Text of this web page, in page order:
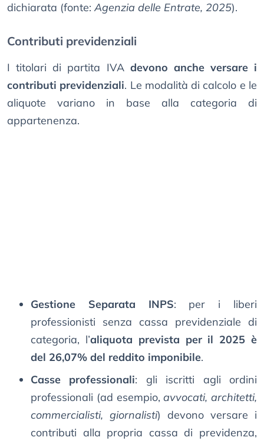
dichiarata (fonte:Agenzia delle Entrate, 2025).
Contributi previdenziali
I titolari di partita IVA devono anche versare i
contributi previdenziali. Le modalità di calcolo e le
aliquote variano in base alla categoria di
appartenenza.
Gestione Separata INPS: per i liberi
professionisti senza cassa previdenziale di
categoria, l’aliquota prevista per il 2025 è
del 26,07% del reddito imponibile.
Casse professionali: gli iscritti agli ordini
professionali (ad esempio,avvocati, architetti,
commercialisti, giornalisti) devono versare i
contributi alla propria cassa di previdenza,